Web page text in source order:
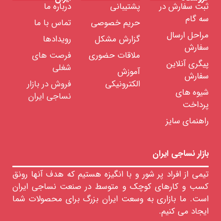
صابون
لکه
بری
صابون
جین
خام
صابون
پشم
خام
نفوذ
دهنده
ها
ضد
کف
کف
سیلیکونی
رنگرزی
چاپ
تکمیل
ثبت سفارش در
سه گام
مراحل ارسال
سفارش
پیگری آنلاین
سفارش
شیوه های
پرداخت
راهنمای سایز
پشتیبانی
حریم خصوصی
گزارش مشکل
ملاقات حضوری
آموزش
الکترونیکی
درباره ما
تماس با ما
رویدادها
فرصت های
شغلی
فروش در بازار
نساجی ایران
بازار نساجی ایران
تیمی از افراد پر شور و با انگیزه هستیم که هدف آنها رونق
کسب و کارهای کوچک و متوسط در صنعت نساجی ایران
است. ما بازاری به وسعت ایران بزرگ برای محصولات شما
ایجاد می کنیم.